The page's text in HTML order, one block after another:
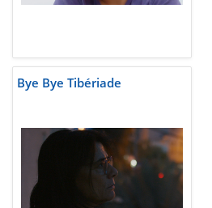
Bye Bye Tibériade